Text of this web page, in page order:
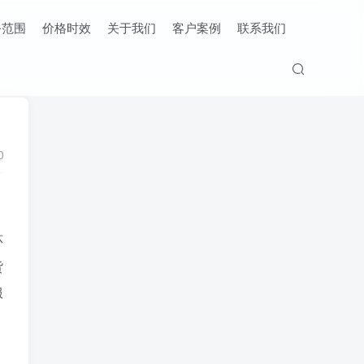
围 价格时效 关于我们 客户案例 联系我们